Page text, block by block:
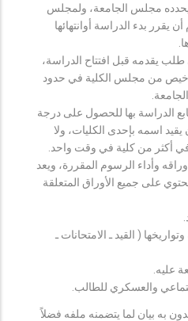
يحدده مجلس الجامعة، ولمجلس
يقرر بدء الدراسة أوانتهائها
طلب يقدمه قبل افتتاح الدراسة،
من مجلس الكلية في حدود
الدراسة بها للحصول على درجة
اسمه بإحدى الكليات، ولا
أكثر من كلية في وقت واحد.
وأداء الرسوم المقررة، ويعد
على جميع الأوراق المتعلقة
( القيد ـ الامتحانات ـ
عليه.
والعسكري للطالب.
به بيان لما يتضمنه ملفه فضلاً